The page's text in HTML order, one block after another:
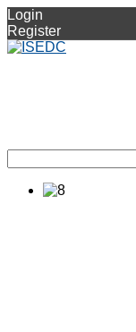
Login
Register